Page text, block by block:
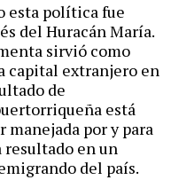
esta política fue
del Huracán María.
sirvió como
capital extranjero en
de
está
manejada por y para
resultado en un
del país.